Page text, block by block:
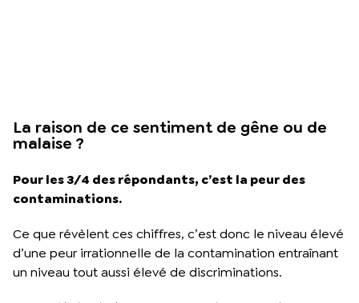
La raison de ce sentiment de gêne ou de
malaise ?
Pour les 3/4 des répondants, c’est la peur des
contaminations.
Ce que révèlent ces chiffres, c’est donc le niveau élevé
d’une peur irrationnelle de la contamination entraînant
un niveau tout aussi élevé de discriminations.